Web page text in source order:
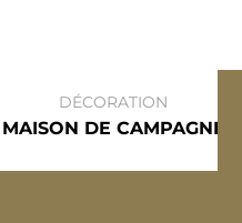
DÉCORATION
MAISON DE CAMPAGNE